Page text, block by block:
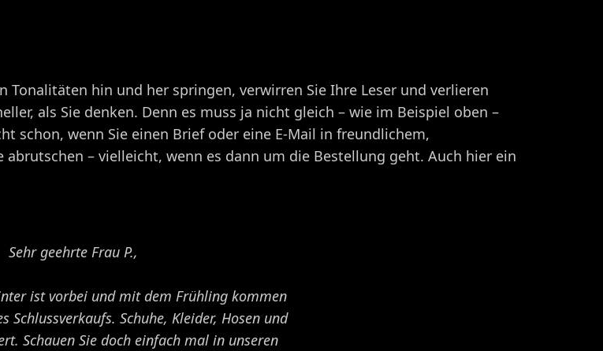
Tonalitäten hin und her springen, verwirren Sie Ihre Leser und verlieren
als Sie denken. Denn es muss ja nicht gleich – wie im Beispiel oben –
schon, wenn Sie einen Brief oder eine E-Mail in freundlichem,
– vielleicht, wenn es dann um die Bestellung geht. Auch hier ein
Sehr geehrte Frau P.,
ist vorbei und mit dem Frühling kommen
Schlussverkaufs. Schuhe, Kleider, Hosen und
Schauen Sie doch einfach mal in unseren